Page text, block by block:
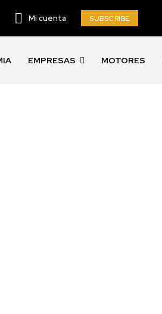
Mi cuenta SUBSCRIBE
EMPRESAS MOTORES